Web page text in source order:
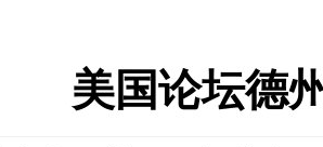
美国论坛德